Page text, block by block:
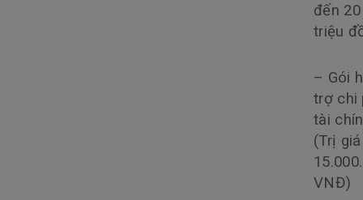
đến 20
triệu
– Gói
trợ chi
tài
(Trị giá
VNĐ)